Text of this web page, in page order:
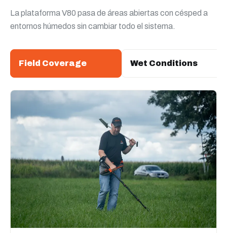
La plataforma V80 pasa de áreas abiertas con césped a
entornos húmedos sin cambiar todo el sistema.
Field Coverage Wet Conditions